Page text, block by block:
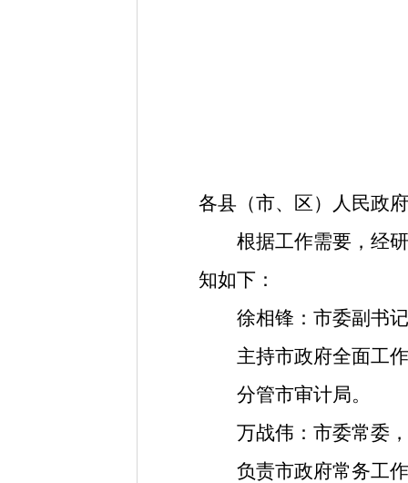
各县 （市、 区）
人民政府
根据工作需要 ， 经
知如下 ：
徐相锋 ： 市委副书记
主持市政府全面工作
分管市审计局。
万战伟 ： 市委常委 ，
负责市政府常务工作